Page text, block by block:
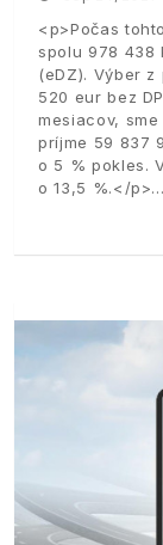
<p>Počas
spolu 978 438
(eDZ). Výber
520 eur bez
mesiacov,
príjme 59 837
o 5 % pokles.
o 13,5 %.</p>